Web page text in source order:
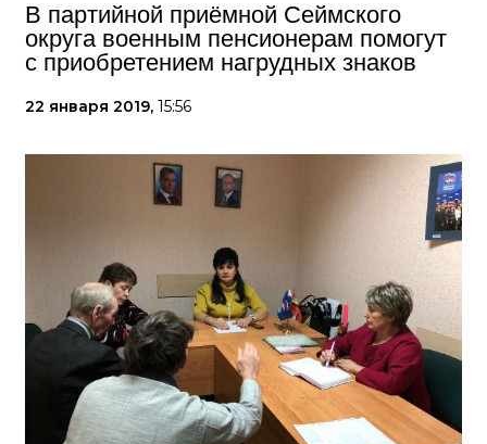
В партийной приёмной Сеймского
округа военным пенсионерам помогут
с приобретением нагрудных знаков
22 января 2019, 15:56